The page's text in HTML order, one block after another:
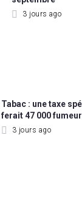
3 jours ago
Tabac : une taxe
ferait 47 000
3 jours ago